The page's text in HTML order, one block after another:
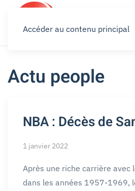
Accéder au contenu principal
Actu people
NBA : Décès de
1 janvier 2022
Après une riche carrière avec
dans les années 1957-1969,